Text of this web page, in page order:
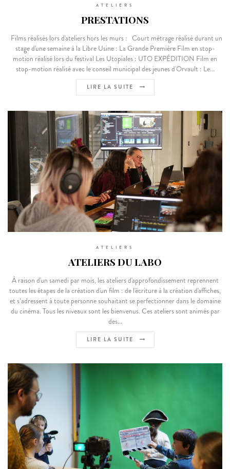
ATELIERS
PRESTATIONS
Films réalisés lors d'ateliers hors les murs : Court métrage réalisé durant un
stage d'une semaine à la Libre Usine : La Grande Première Film en stop-
motion réalisé lors du festival Les Utopiales : UTO EXPÉDITION Film en
stop-motion réalisé avec le conseil municipal des jeunes d'Orvault : Le...
LIRE LA SUITE
ATELIERS
ATELIERS DU LABO
À raison d'un samedi par mois, les ateliers d'approfondissement reprennent
toutes les étapes de la création d'un film : de l'écriture à la création d'affiches,
et s’adressent à toute personne souhaitant se perfectionner dans le domaine
du cinéma. Tous les niveaux sont les bienvenus. Ces ateliers sont animés par
des...
LIRE LA SUITE